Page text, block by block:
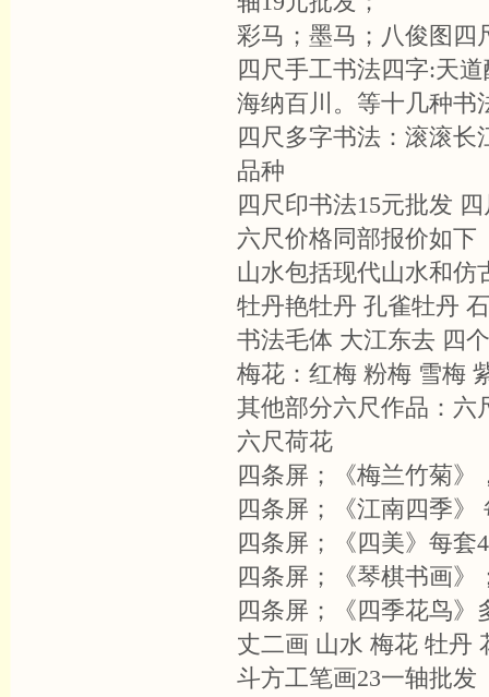
彩马；墨马；八俊图四
四尺手工书法四字:天
海纳百川。等十几种书
四尺多字书法：滚滚长
品种
四尺印书法15元批发
六尺价格同部报价如下
山水包括现代山水和仿
牡丹艳牡丹 孔雀牡丹
书法毛体 大江东去 四
梅花：红梅 粉梅 雪梅
其他部分六尺作品：六
六尺荷花
四条屏；《梅兰竹菊》
四条屏；《江南四季》
四条屏；《四美》每套
四条屏；《琴棋书画》
四条屏；《四季花鸟》
丈二画 山水 梅花 牡丹
斗方工笔画23一轴批发